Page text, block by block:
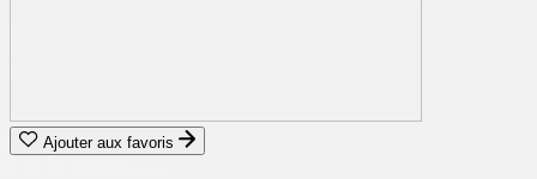
Ajouter aux favoris